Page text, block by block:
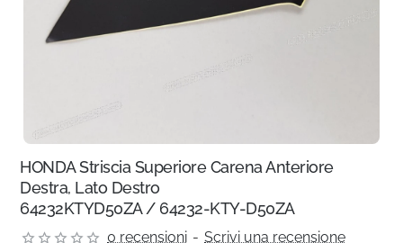
HONDA Striscia Superiore Carena Anteriore
Destra, Lato Destro
64232KTYD50ZA / 64232-KTY-D50ZA
0 recensioni - Scrivi una recensione